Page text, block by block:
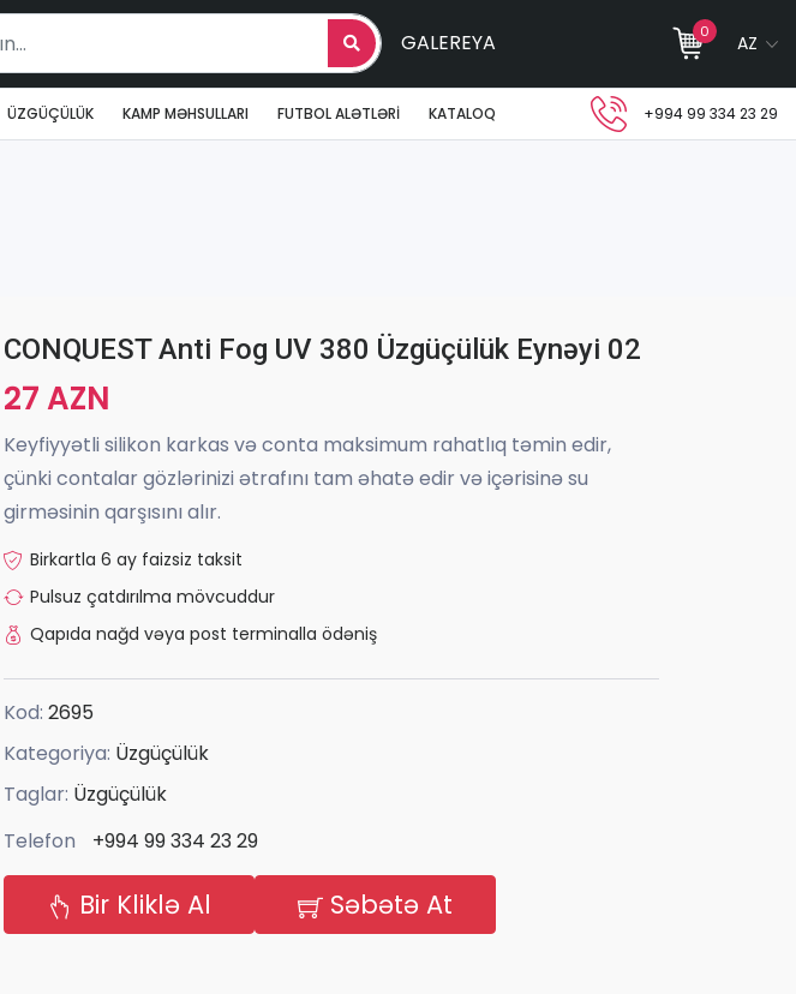
GALEREYA 0
AZ
ÜZGÜÇÜLÜK KAMP MƏHSULLARI FUTBOL ALƏTLƏRI KATALOQ +994 99 334 23 29
CONQUEST Anti Fog UV 380 Üzgüçülük Eynəyi 02
27 AZN
Keyfiyyətli silikon karkas və conta maksimum rahatlıq təmin edir,
çünki contalar gözlərinizi ətrafını tam əhatə edir və içərisinə su
girməsinin qarşısını alır.
Birkartla 6 ay faizsiz taksit
Pulsuz çatdırılma mövcuddur
Qapıda nağd vəya post terminalla ödəniş
Kod: 2695
Kategoriya: Üzgüçülük
Taglar: Üzgüçülük
Telefon
+994 99 334 23 29
Bir Kliklə Al Səbətə At